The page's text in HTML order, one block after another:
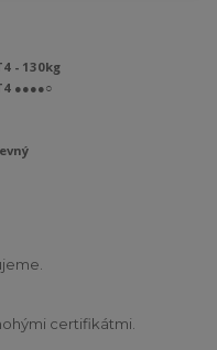
- 130kg
●●●●○
certifikátmi.